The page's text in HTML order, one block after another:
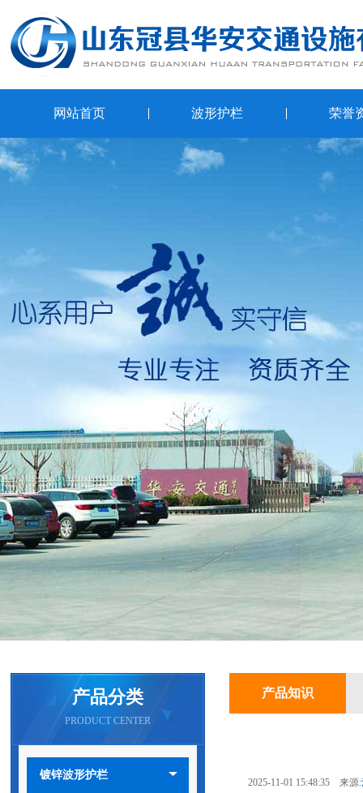
网站首页 波形护栏 荣誉
产品分类
PRODUCT CENTER
镀锌波形护栏
产品知识
2025-11-01 15:48:35 来源: